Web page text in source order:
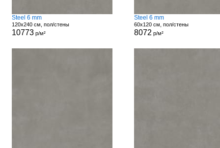
Steel 6 mm
120x240 см, пол/стены
10773р/м²
Steel 6 mm
60x120 см, пол/стены
8072 р/м²